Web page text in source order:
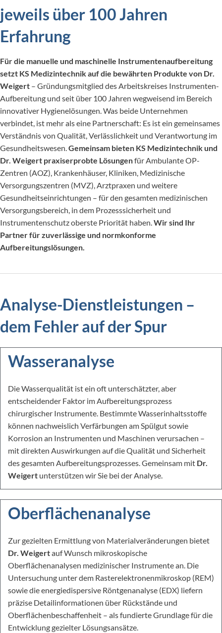
jeweils über 100 Jahren
Erfahrung
Für die manuelle und maschinelle Instrumentenaufbereitung
setzt KS Medizintechnik auf die bewährten Produkte von Dr.
Weigert – Gründungsmitglied des Arbeitskreises Instrumenten-
Aufbereitung und seit über 100 Jahren wegweisend im Bereich
innovativer Hygienelösungen. Was beide Unternehmen
verbindet, ist mehr als eine Partnerschaft: Es ist ein gemeinsames
Verständnis von Qualität, Verlässlichkeit und Verantwortung im
Gesundheitswesen. Gemeinsam bieten KS Medizintechnik und
Dr. Weigert praxiserprobte Lösungenfür Ambulante OP-
Zentren (AOZ), Krankenhäuser, Kliniken, Medizinische
Versorgungszentren (MVZ), Arztpraxen und weitere
Gesundheitseinrichtungen – für den gesamten medizinischen
Versorgungsbereich, in dem Prozesssicherheit und
Instrumentenschutz oberste Priorität haben. Wir sind Ihr
Partner für zuverlässige und normkonforme
Aufbereitungslösungen.
Analyse-Dienstleistungen –
dem Fehler auf der Spur
Wasseranalyse
Die Wasserqualität ist ein oft unterschätzter, aber
entscheidender Faktor im Aufbereitungsprozess
chirurgischer Instrumente. Bestimmte Wasserinhaltsstoffe
können nachweislich Verfärbungen am Spülgut sowie
Korrosion an Instrumenten und Maschinen verursachen –
mit direkten Auswirkungen auf die Qualität und Sicherheit
des gesamten Aufbereitungsprozesses. Gemeinsam mit Dr.
Weigert unterstützen wir Sie bei der Analyse.
Oberflächenanalyse
Zur gezielten Ermittlung von Materialveränderungen bietet
Dr. Weigertauf Wunsch mikroskopische
Oberflächenanalysen medizinischer Instrumente an. Die
Untersuchung unter dem Rasterelektronenmikroskop (REM)
sowie die energiedispersive Röntgenanalyse (EDX) liefern
präzise Detailinformationen über Rückstände und
Oberflächenbeschaffenheit – als fundierte Grundlage für die
Entwicklung gezielter Lösungsansätze.